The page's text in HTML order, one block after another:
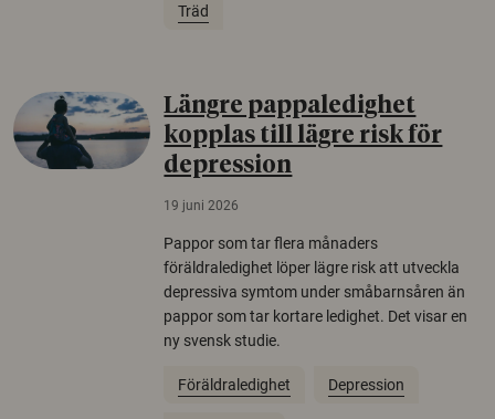
Träd
Längre pappaledighet
kopplas till lägre risk för
depression
19 juni 2026
Pappor som tar flera månaders
föräldraledighet löper lägre risk att utveckla
depressiva symtom under småbarnsåren än
pappor som tar kortare ledighet. Det visar en
ny svensk studie.
Föräldraledighet Depression